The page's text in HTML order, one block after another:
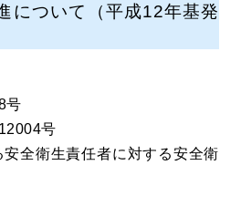
について（平成12年基発
号
号
安全衛生責任者に対する安全衛